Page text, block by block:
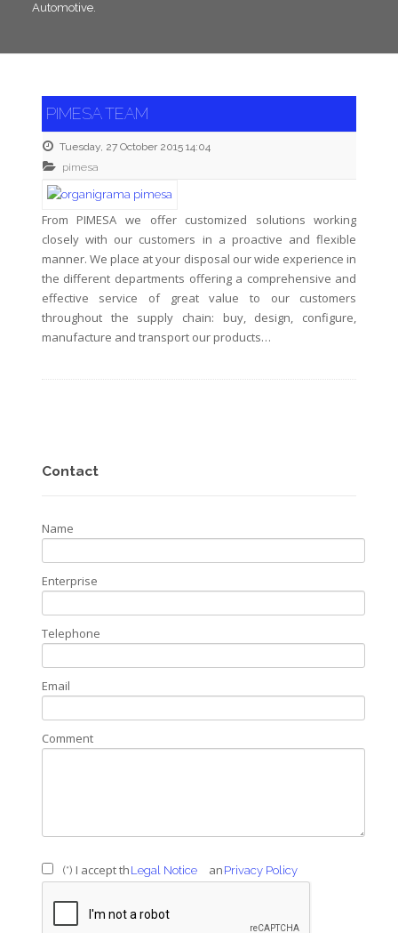
Automotive.
PIMESA TEAM
Tuesday, 27 October 2015 14:04
pimesa
From PIMESA we offer customized solutions working
closely with our customers in a proactive and flexible
manner. We place at your disposal our wide experience in
the different departments offering a comprehensive and
effective service of great value to our customers
throughout the supply chain: buy, design, configure,
manufacture and transport our products…
Contact
Name
Enterprise
Telephone
Email
Comment
(*) I accept theLegal Notice andPrivacy Policy